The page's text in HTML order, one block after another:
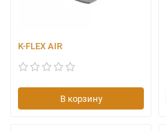
K-FLEX AIR
В корзину